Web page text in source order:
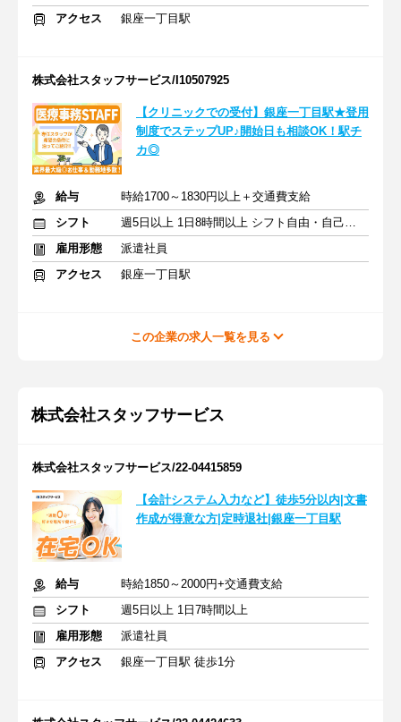
アクセス
銀座一丁目駅
株式会社スタッフサービス/I10507925
【クリニックでの受付】銀座一丁目駅★登用
制度でステップUP♪開始日も相談OK！駅チ
カ◎
給与
時給1700～1830円以上＋交通費支給
シフト
週5日以上 1日8時間以上 シフト自由・自己申告
雇用形態
派遣社員
アクセス
銀座一丁目駅
この企業の求人一覧を見る
株式会社スタッフサービス
株式会社スタッフサービス/22-04415859
【会計システム入力など】徒歩5分以内|文書
作成が得意な方|定時退社|銀座一丁目駅
給与
時給1850～2000円+交通費支給
シフト
週5日以上 1日7時間以上
雇用形態
派遣社員
アクセス
銀座一丁目駅 徒歩1分